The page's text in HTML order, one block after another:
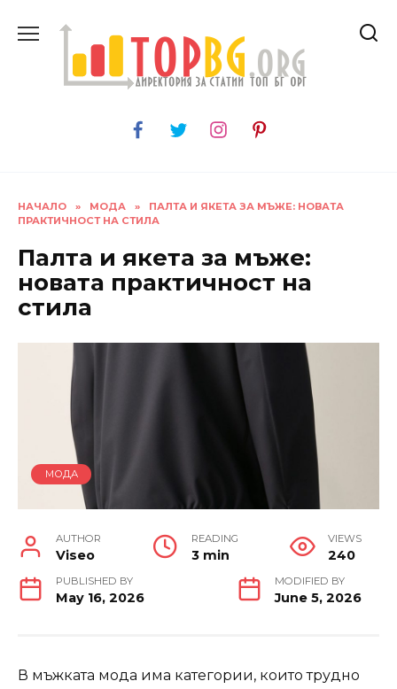
НАЧАЛО » МОДА »
ПАЛТА И ЯКЕТА ЗА МЪЖЕ: НОВАТА
ПРАКТИЧНОСТ НА СТИЛА
Палта и якета за мъже:
новата практичност на
стила
МОДА
AUTHOR
Viseo
READING
3 min
VIEWS
240
PUBLISHED BY
May 16, 2026
MODIFIED BY
June 5, 2026
В мъжката мода има категории, които трудно